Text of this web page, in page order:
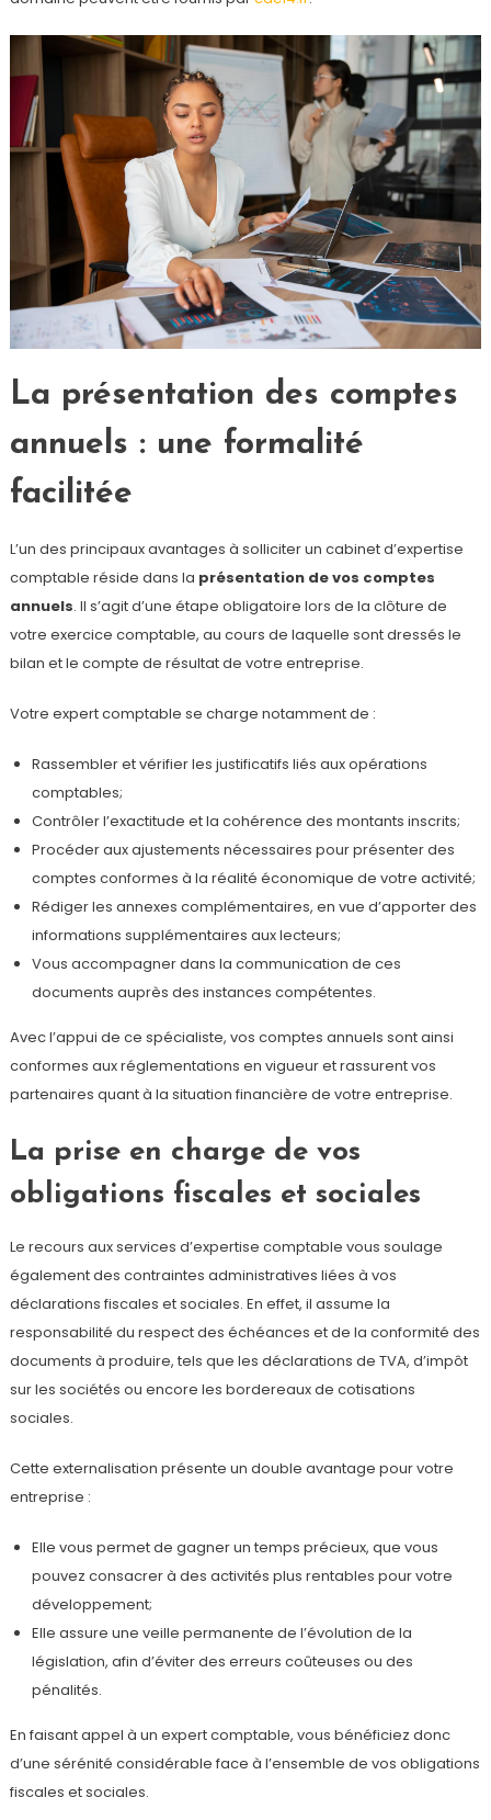
La présentation des comptes
annuels : une formalité
facilitée
L’un des principaux avantages à solliciter un cabinet d’expertise
comptable réside dans la présentation de vos comptes
annuels. Il s’agit d’une étape obligatoire lors de la clôture de
votre exercice comptable, au cours de laquelle sont dressés le
bilan et le compte de résultat de votre entreprise.
Votre expert comptable se charge notamment de :
Rassembler et vérifier les justificatifs liés aux opérations
comptables;
Contrôler l’exactitude et la cohérence des montants inscrits;
Procéder aux ajustements nécessaires pour présenter des
comptes conformes à la réalité économique de votre activité;
Rédiger les annexes complémentaires, en vue d’apporter des
informations supplémentaires aux lecteurs;
Vous accompagner dans la communication de ces
documents auprès des instances compétentes.
Avec l’appui de ce spécialiste, vos comptes annuels sont ainsi
conformes aux réglementations en vigueur et rassurent vos
partenaires quant à la situation financière de votre entreprise.
La prise en charge de vos
obligations fiscales et sociales
Le recours aux services d’expertise comptable vous soulage
également des contraintes administratives liées à vos
déclarations fiscales et sociales. En effet, il assume la
responsabilité du respect des échéances et de la conformité des
documents à produire, tels que les déclarations de TVA, d’impôt
sur les sociétés ou encore les bordereaux de cotisations
sociales.
Cette externalisation présente un double avantage pour votre
entreprise :
Elle vous permet de gagner un temps précieux, que vous
pouvez consacrer à des activités plus rentables pour votre
développement;
Elle assure une veille permanente de l’évolution de la
législation, afin d’éviter des erreurs coûteuses ou des
pénalités.
En faisant appel à un expert comptable, vous bénéficiez donc
d’une sérénité considérable face à l’ensemble de vos obligations
fiscales et sociales.